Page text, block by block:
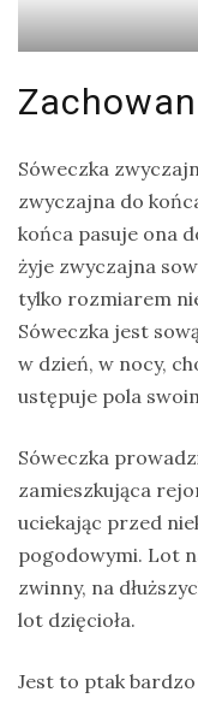
Sóweczka
zwyczajna do
końca pasuje ona
żyje zwyczajna
tylko rozmiarem
Sóweczka jest
w dzień, w nocy,
ustępuje pola
Sóweczka
zamieszkująca
uciekając przed
pogodowymi. Lot
zwinny, na
lot dzięcioła.
Jest to ptak bardzo